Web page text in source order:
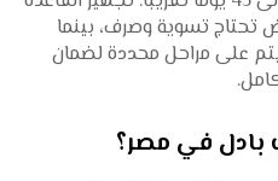
تحتاج تسوية وصرف، بينما
يتم على مراحل محددة لضمان
بادل في مصر؟